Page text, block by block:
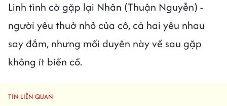
Linh tình cờ gặp lại Nhân (Thuận Nguyễn) -
người yêu thuở nhỏ của cô, cả hai yêu nhau
say đắm, nhưng mối duyên này về sau gặp
không ít biến cố.
TIN LIÊN QUAN